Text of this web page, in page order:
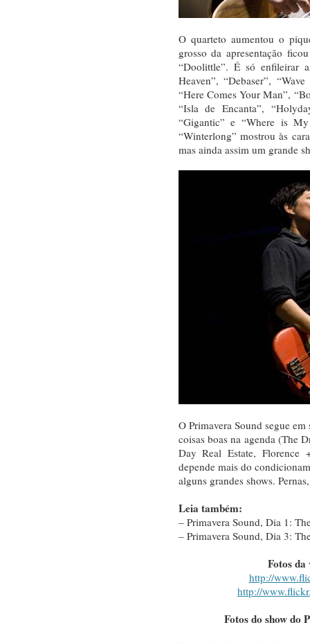
O quarteto aumentou o
grosso da apresentação
“Doolittle”. É só enfileirar
Heaven”, “Debaser”,
“Here Comes Your Man”,
“Isla de Encanta”,
“Gigantic” e “Where is
“Winterlong” mostrou às
mas ainda assim um grande
O Primavera Sound segue
coisas boas na agenda (The
Day Real Estate,
depende mais do
alguns grandes shows.
Leia também:
– Primavera Sound, Dia 1:
– Primavera Sound, Dia 3:
Fotos da
http://
http://
Fotos do show do